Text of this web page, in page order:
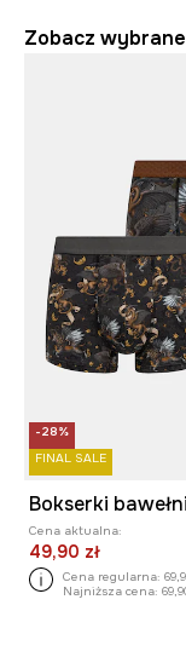
Zobacz
-28%
FINAL SALE
Cena aktualna:
49,90 zł
Cena regularna:
Najniższa cena: